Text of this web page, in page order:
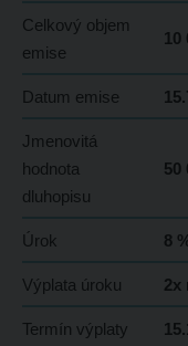
Celkový objem
emise
10
Datum emise
Jmenovitá
hodnota
dluhopisu
50
Úrok 8
Výplata úroku 2x
Termín výplaty